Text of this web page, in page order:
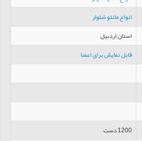
انواع مانتو شلوار
استان اردبیل
قابل نمایش برای اعضا
1200 دست